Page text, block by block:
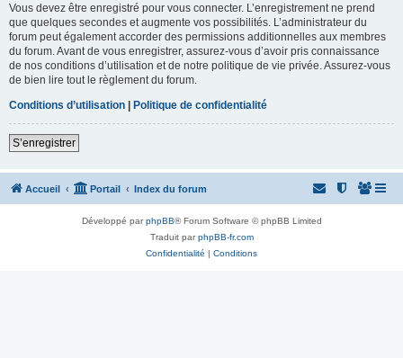
Vous devez être enregistré pour vous connecter. L’enregistrement ne prend
que quelques secondes et augmente vos possibilités. L’administrateur du
forum peut également accorder des permissions additionnelles aux membres
du forum. Avant de vous enregistrer, assurez-vous d’avoir pris connaissance
de nos conditions d’utilisation et de notre politique de vie privée. Assurez-vous
de bien lire tout le règlement du forum.
Conditions d’utilisation | Politique de confidentialité
S’enregistrer
Accueil Portail Index du forum
Développé parphpBB® Forum Software © phpBB Limited
Traduit parphpBB-fr.com
Confidentialité | Conditions